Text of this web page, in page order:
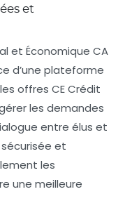
et
et Économique CA
d’une plateforme
offres CE Crédit
les demandes
entre élus et
et
les
une meilleure